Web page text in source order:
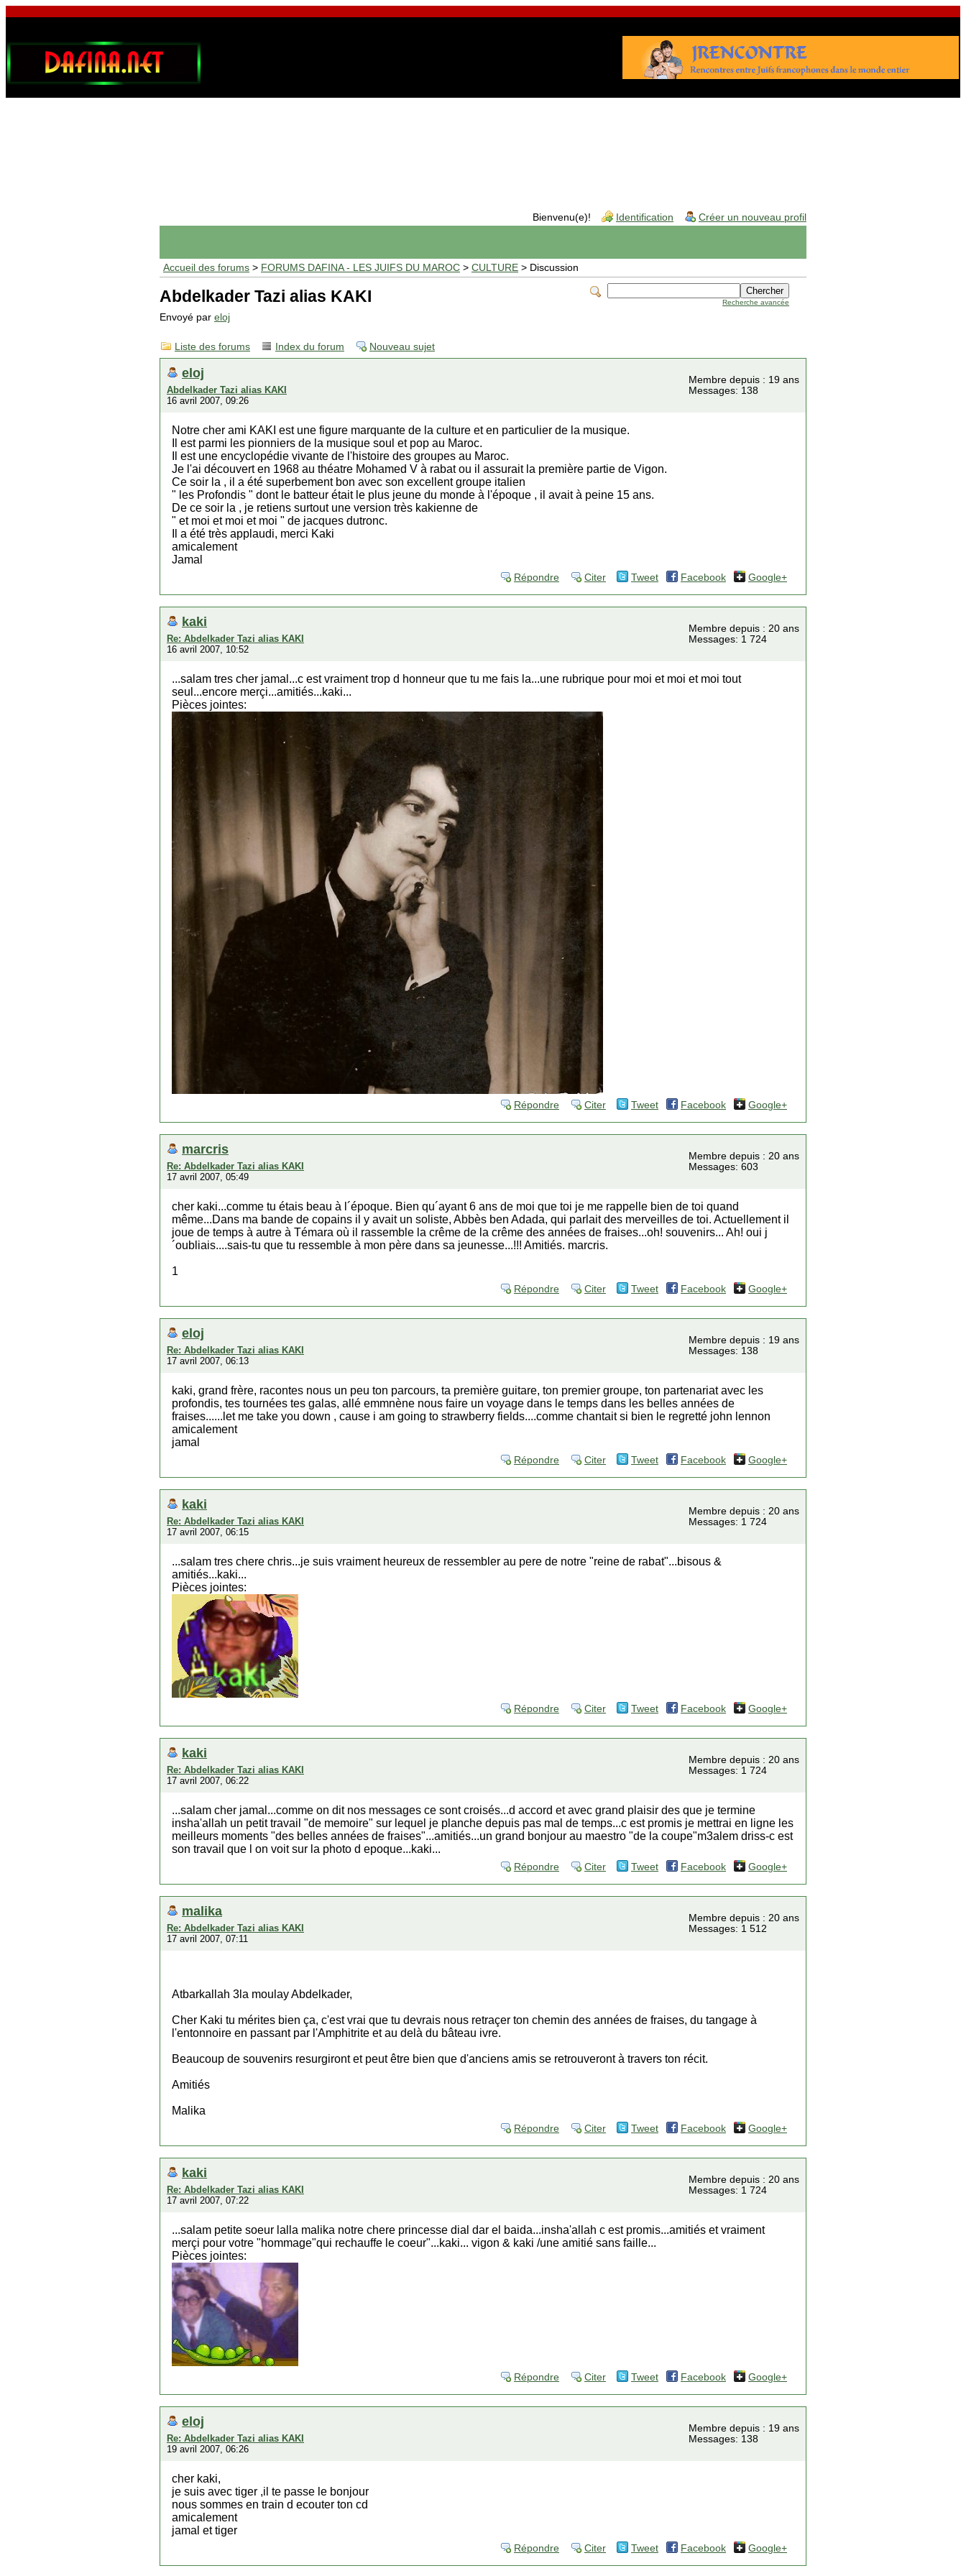
Bienvenu(e)! Identification Créer un nouveau profil
Accueil des forums > FORUMS DAFINA - LES JUIFS DU MAROC > CULTURE > Discussion
Recherche avancée
Abdelkader Tazi alias KAKI
Envoyé par eloj
Liste des forums Index du forum Nouveau sujet
eloj
Abdelkader Tazi alias KAKI
16 avril 2007, 09:26
Membre depuis : 19 ans
Messages: 138
Notre cher ami KAKI est une figure marquante de la culture et en particulier de la musique.
Il est parmi les pionniers de la musique soul et pop au Maroc.
Il est une encyclopédie vivante de l'histoire des groupes au Maroc.
Je l'ai découvert en 1968 au théatre Mohamed V à rabat ou il assurait la première partie de Vigon.
Ce soir la , il a été superbement bon avec son excellent groupe italien
" les Profondis " dont le batteur était le plus jeune du monde à l'époque , il avait à peine 15 ans.
De ce soir la , je retiens surtout une version très kakienne de
" et moi et moi et moi " de jacques dutronc.
Il a été très applaudi, merci Kaki
amicalement
Jamal
Répondre Citer Tweet Facebook Google+
kaki
Re: Abdelkader Tazi alias KAKI
16 avril 2007, 10:52
Membre depuis : 20 ans
Messages: 1 724
...salam tres cher jamal...c est vraiment trop d honneur que tu me fais la...une rubrique pour moi et moi et moi tout
seul...encore merçi...amitiés...kaki...
Pièces jointes:
Répondre Citer Tweet Facebook Google+
marcris
Re: Abdelkader Tazi alias KAKI
17 avril 2007, 05:49
Membre depuis : 20 ans
Messages: 603
cher kaki...comme tu étais beau à l´époque. Bien qu´ayant 6 ans de moi que toi je me rappelle bien de toi quand
même...Dans ma bande de copains il y avait un soliste, Abbès ben Adada, qui parlait des merveilles de toi. Actuellement il
joue de temps à autre à Témara où il rassemble la crême de la crême des années de fraises...oh! souvenirs... Ah! oui j
´oubliais....sais-tu que tu ressemble à mon père dans sa jeunesse...!!! Amitiés. marcris.
1
Répondre Citer Tweet Facebook Google+
eloj
Re: Abdelkader Tazi alias KAKI
17 avril 2007, 06:13
Membre depuis : 19 ans
Messages: 138
kaki, grand frère, racontes nous un peu ton parcours, ta première guitare, ton premier groupe, ton partenariat avec les
profondis, tes tournées tes galas, allé emmnène nous faire un voyage dans le temps dans les belles années de
fraises......let me take you down , cause i am going to strawberry fields....comme chantait si bien le regretté john lennon
amicalement
jamal
Répondre Citer Tweet Facebook Google+
kaki
Re: Abdelkader Tazi alias KAKI
17 avril 2007, 06:15
Membre depuis : 20 ans
Messages: 1 724
...salam tres chere chris...je suis vraiment heureux de ressembler au pere de notre "reine de rabat"...bisous &
amitiés...kaki...
Pièces jointes:
Répondre Citer Tweet Facebook Google+
kaki
Re: Abdelkader Tazi alias KAKI
17 avril 2007, 06:22
Membre depuis : 20 ans
Messages: 1 724
...salam cher jamal...comme on dit nos messages ce sont croisés...d accord et avec grand plaisir des que je termine
insha'allah un petit travail "de memoire" sur lequel je planche depuis pas mal de temps...c est promis je mettrai en ligne les
meilleurs moments "des belles années de fraises"...amitiés...un grand bonjour au maestro "de la coupe"m3alem driss-c est
son travail que l on voit sur la photo d epoque...kaki...
Répondre Citer Tweet Facebook Google+
malika
Re: Abdelkader Tazi alias KAKI
17 avril 2007, 07:11
Membre depuis : 20 ans
Messages: 1 512
Atbarkallah 3la moulay Abdelkader,
Cher Kaki tu mérites bien ça, c'est vrai que tu devrais nous retraçer ton chemin des années de fraises, du tangage à
l'entonnoire en passant par l'Amphitrite et au delà du bâteau ivre.
Beaucoup de souvenirs resurgiront et peut être bien que d'anciens amis se retrouveront à travers ton récit.
Amitiés
Malika
Répondre Citer Tweet Facebook Google+
kaki
Re: Abdelkader Tazi alias KAKI
17 avril 2007, 07:22
Membre depuis : 20 ans
Messages: 1 724
...salam petite soeur lalla malika notre chere princesse dial dar el baida...insha'allah c est promis...amitiés et vraiment
merçi pour votre "hommage"qui rechauffe le coeur"...kaki... vigon & kaki /une amitié sans faille...
Pièces jointes:
Répondre Citer Tweet Facebook Google+
eloj
Re: Abdelkader Tazi alias KAKI
19 avril 2007, 06:26
Membre depuis : 19 ans
Messages: 138
cher kaki,
je suis avec tiger ,il te passe le bonjour
nous sommes en train d ecouter ton cd
amicalement
jamal et tiger
Répondre Citer Tweet Facebook Google+